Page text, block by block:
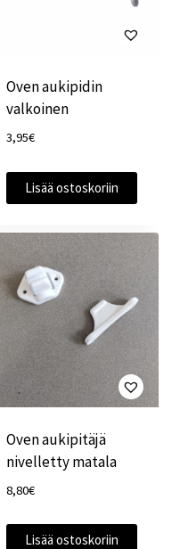
Oven aukipidin
valkoinen
3,95€
Lisää ostoskoriin
Oven aukipitäjä
nivelletty matala
8,80€
Lisää ostoskoriin